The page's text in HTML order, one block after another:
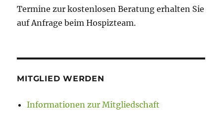
Termine zur kostenlosen Beratung erhalten Sie
auf Anfrage beim Hospizteam.
MITGLIED WERDEN
Informationen zur Mitgliedschaft